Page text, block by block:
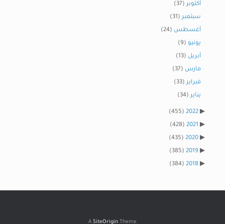
أكتوبر(37)
سبتمبر(31)
أغسطس (24)
يونيو (9)
أبريل (13)
مارس (37)
فبراير(33)
يناير(34)
2022
(455)
2021
(428)
2020
(435)
2019
(385)
2018
(384)
A SiteOrigin Theme